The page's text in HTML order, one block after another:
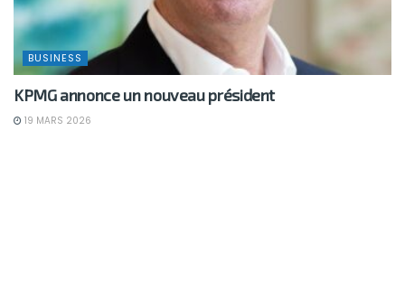
BUSINESS
KPMG annonce un nouveau président
19 MARS 2026